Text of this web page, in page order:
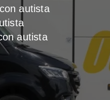
autista
autista